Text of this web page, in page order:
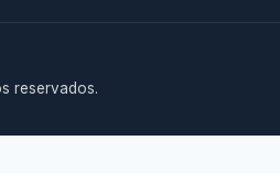
reservados.